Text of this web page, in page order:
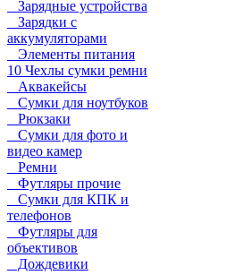
Зарядные устройства
Зарядки с
аккумуляторами
Элементы питания
10 Чехлы сумки ремни
Аквакейсы
Сумки для ноутбуков
Рюкзаки
Сумки для фото и
видео камер
Ремни
Футляры прочие
Сумки для КПК и
телефонов
Футляры для
объективов
Дождевики